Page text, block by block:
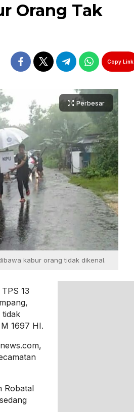
Orang Tak
Copy Link
Perbesar
kabur orang tidak dikenal.
13
1697 HI.
Robatal